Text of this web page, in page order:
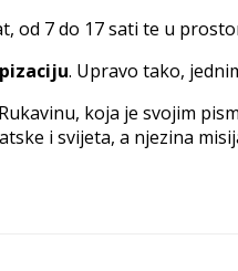
7 do 17 sati te u
. Upravo tako,
koja je svojim
i svijeta, a njezina